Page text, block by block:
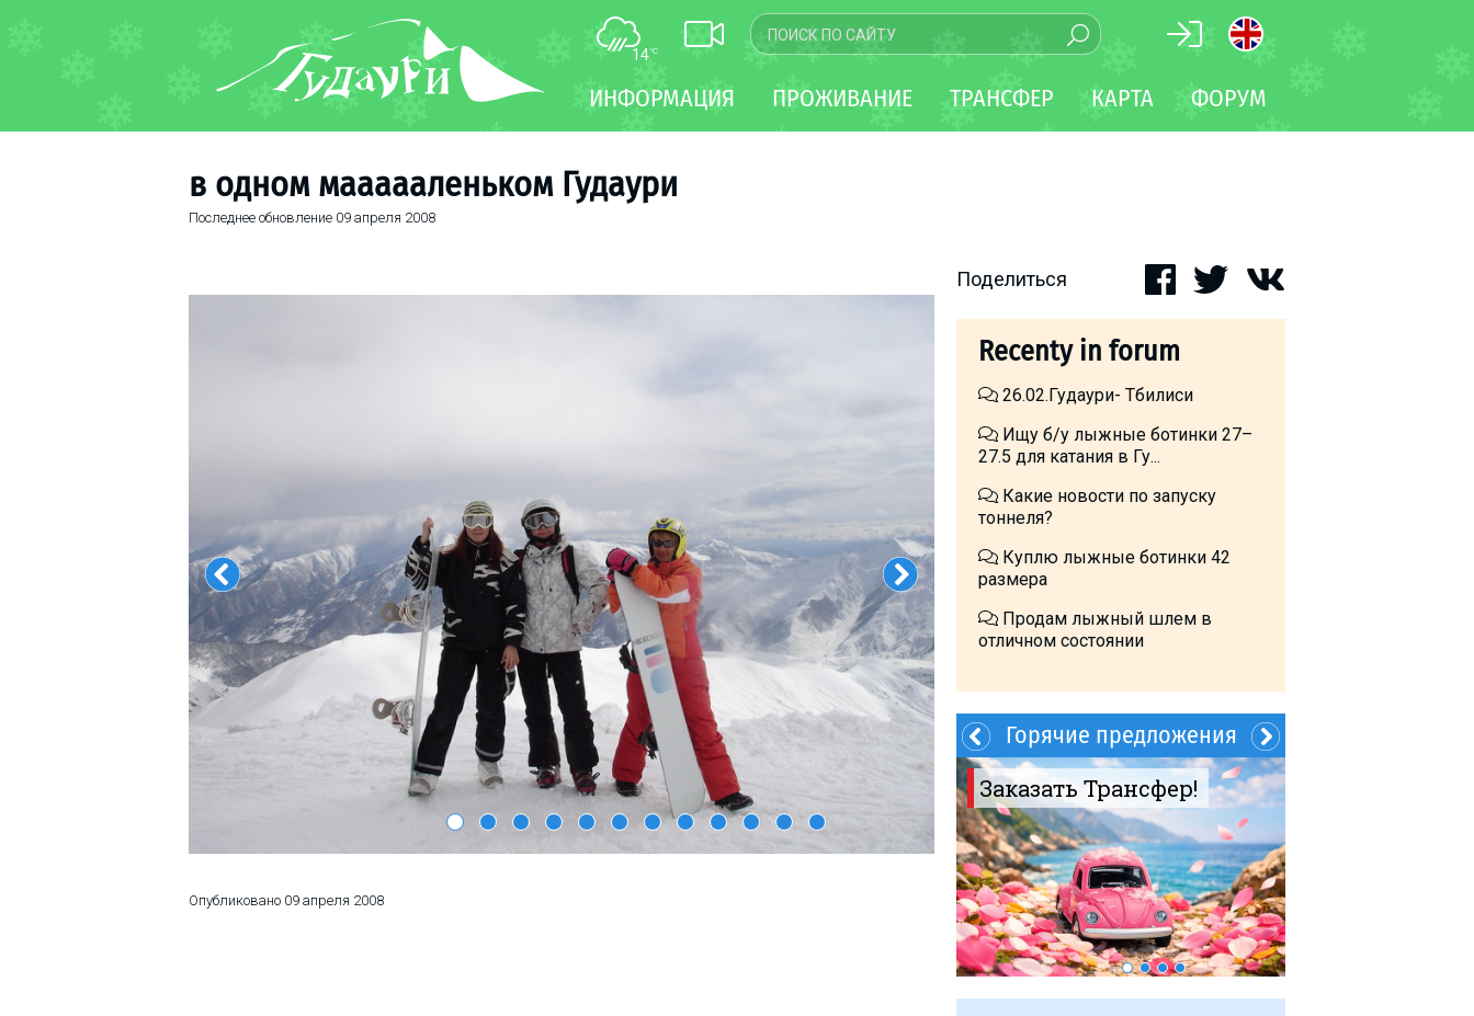
14°C
ИНФОРМАЦИЯ ПРОЖИВАНИЕ ТРАНСФЕР КАРТА ФОРУМ
в одном маааааленьком Гудаури
Последнее обновление 09 апреля 2008
Опубликовано 09 апреля 2008
Поделиться
Recenty in forum
26.02.Гудаури- Тбилиси
Ищу б/у лыжные ботинки 27–
27.5 для катания в Гу...
Какие новости по запуску
тоннеля?
Куплю лыжные ботинки 42
размера
Продам лыжный шлем в
отличном состоянии
Заказать Трансфер!
Горячие предложения
Инструкторы
ПРОЖИВАНИЕ
Горячие предложения